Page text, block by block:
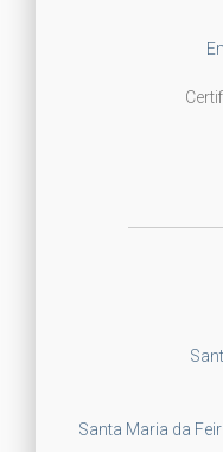
Santa Maria da